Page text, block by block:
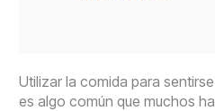
Utilizar la comida para
es algo común que muchos